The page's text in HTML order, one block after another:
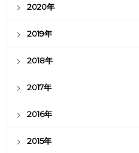
2020年
2019年
2018年
2017年
2016年
2015年